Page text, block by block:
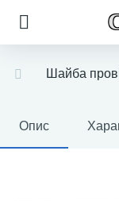
Шайба
Опис